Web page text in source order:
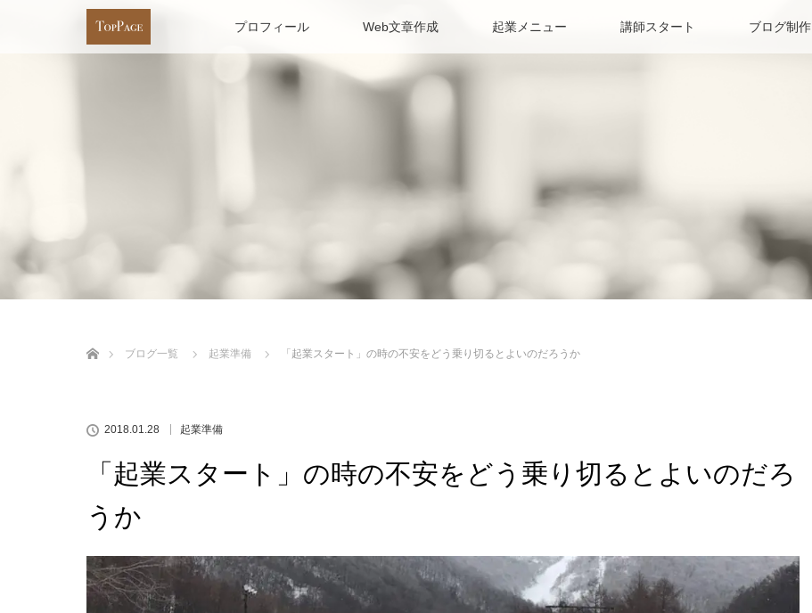
プロフィール Web文章作成 起業メニュー 講師スタート ブログ制作
ブログ一覧
起業準備 「起業スタート」の時の不安をどう乗り切るとよいのだろうか
2018.01.28 起業準備
「起業スタート」の時の不安をどう乗り切るとよいのだろ
うか